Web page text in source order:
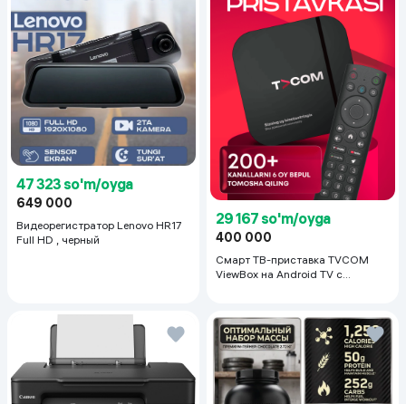
47 323 so'm/oyga
649 000
Видеорегистратор Lenovo HR17
Full HD , черный
29 167 so'm/oyga
400 000
Смарт ТВ-приставка TVCOM
ViewBox на Android TV с